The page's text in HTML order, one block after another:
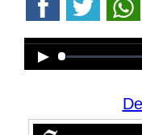
Error loading
be played